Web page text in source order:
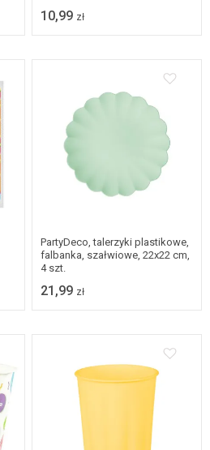
10,99 zł
PartyDeco, talerzyki plastikowe,
falbanka, szałwiowe, 22x22 cm,
4 szt.
21,99 zł